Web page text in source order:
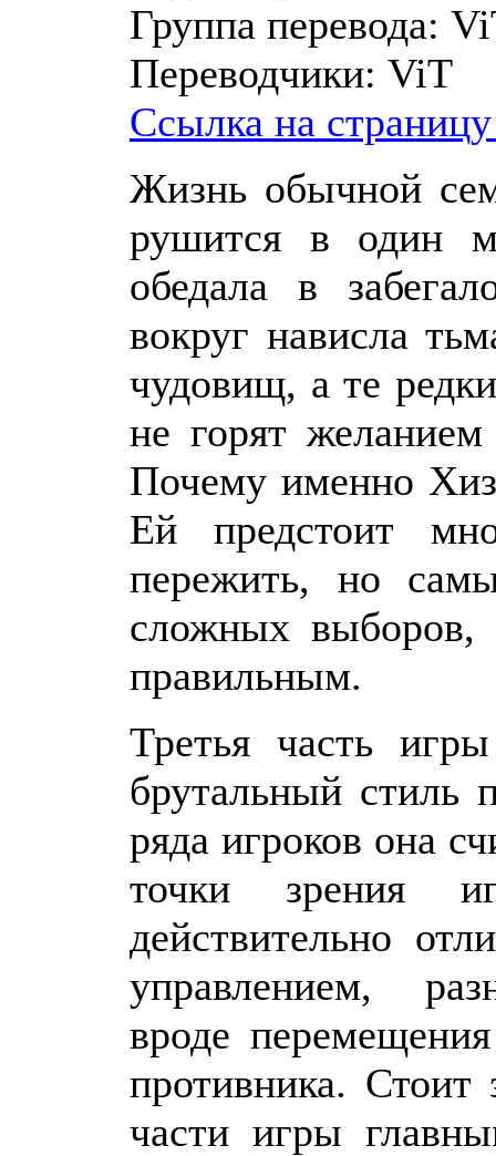
Группа перевода:
Переводчики: ViT
Ссылка на
Жизнь обычной
рушится в один
обедала в
вокруг нависла
чудовищ, а те
не горят
Почему именно
Ей предстоит
пережить, но
сложных выборов,
правильным.
Третья часть
брутальный стиль
ряда игроков она
точки зрения
действительно
управлением,
вроде
противника. Стоит
части игры